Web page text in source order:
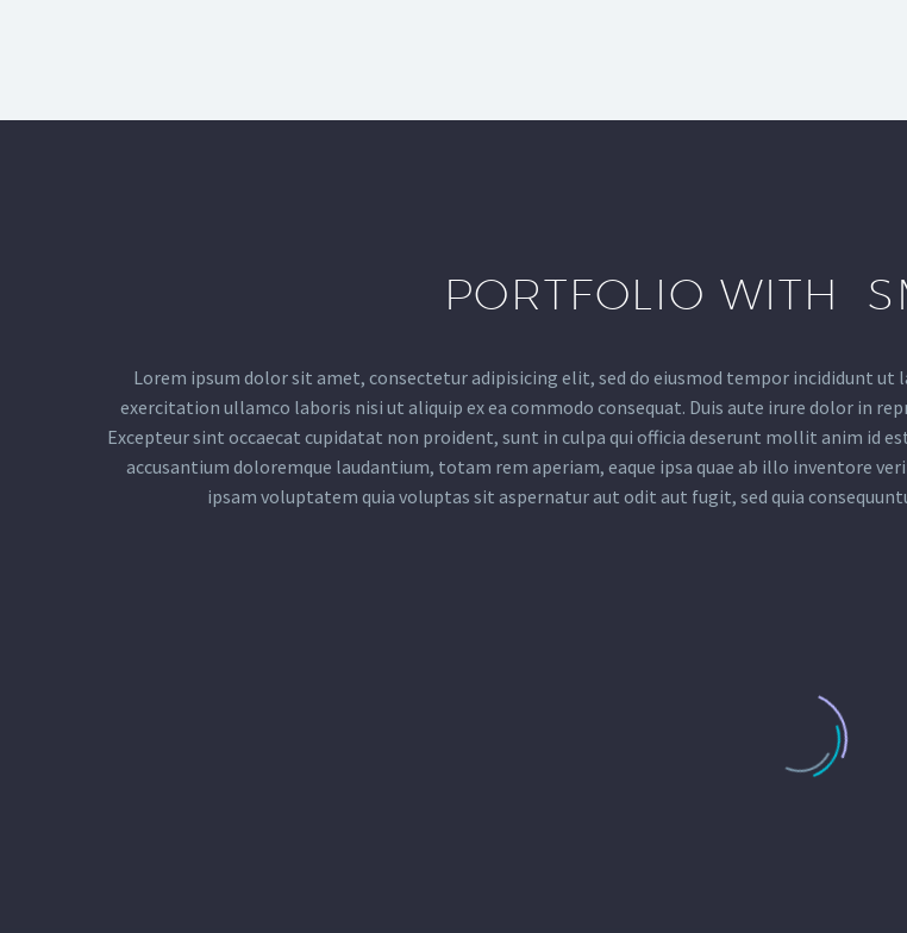
PORTFOLIO WITH
Lorem ipsum dolor sit amet, consectetur adipisicing elit, sed do eiusmod tempor incididunt ut
exercitation ullamco laboris nisi ut aliquip ex ea commodo consequat. Duis aute irure dolor in
Excepteur sint occaecat cupidatat non proident, sunt in culpa qui officia deserunt mollit anim id
accusantium doloremque laudantium, totam rem aperiam, eaque ipsa quae ab illo inventore
ipsam voluptatem quia voluptas sit aspernatur aut odit aut fugit, sed quia